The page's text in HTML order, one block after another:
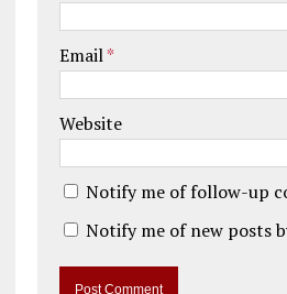
Email*
Website
Notify me of follow-up
Notify me of new posts